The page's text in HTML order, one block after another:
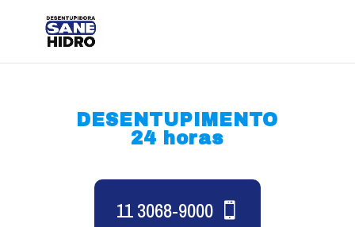
DESENTUPIMENTO
24 horas
11 3068-9000